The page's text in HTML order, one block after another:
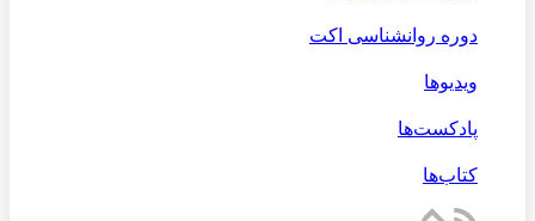
دوره روانشناسی اکت
ویدیوها
پادکست‌ها
کتاب‌ها